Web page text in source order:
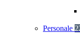
Personale